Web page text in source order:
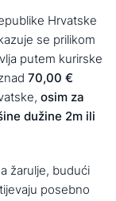
Hrvatske
se prilikom
putem kurirske
70,00 €
osim za
dužine 2m ili
žarulje, budući
posebno